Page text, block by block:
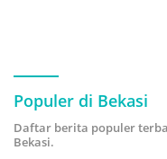
Populer di Bekasi
Daftar berita populer
Bekasi.